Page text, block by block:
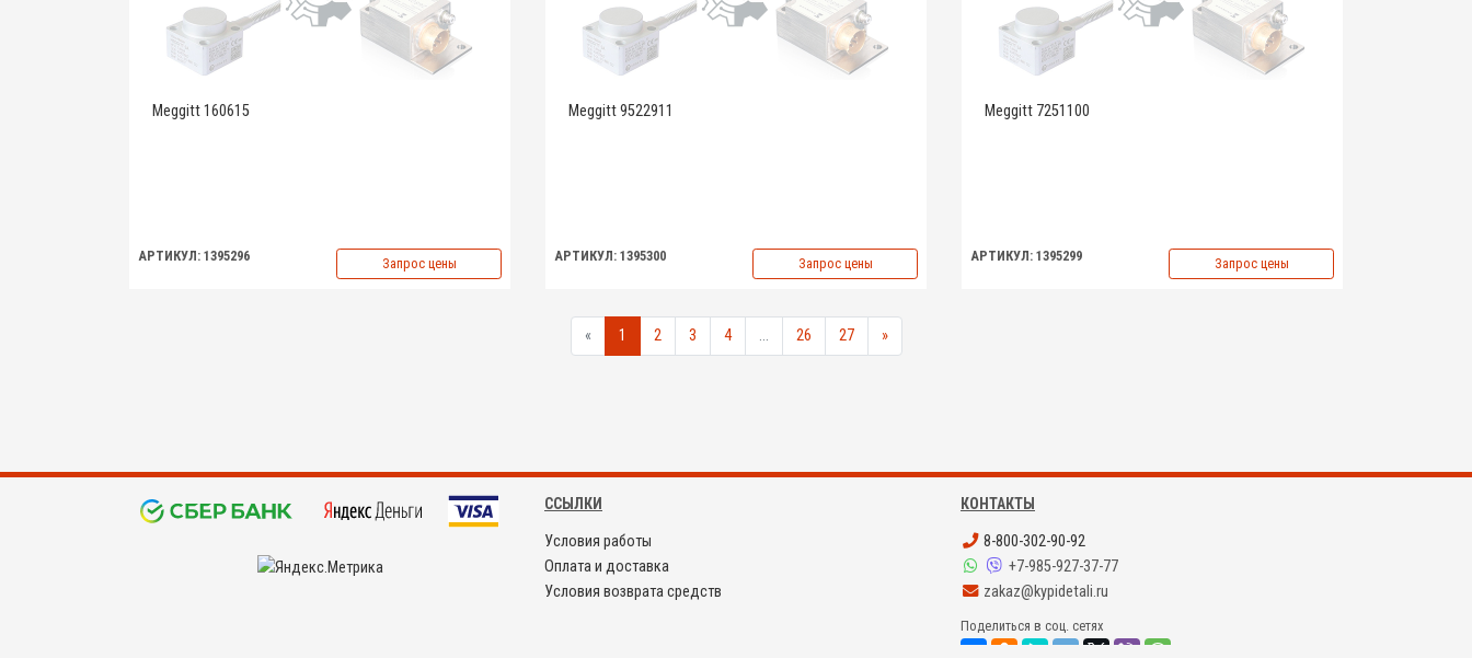
Meggitt 160615
АРТИКУЛ: 1395296 Запрос цены
Meggitt 9522911
АРТИКУЛ: 1395300 Запрос цены
Meggitt 7251100
АРТИКУЛ: 1395299 Запрос цены
« 1 2 3 4 ... 26 27 »
ССЫЛКИ
Условия работы
Оплата и доставка
Условия возврата средств
КОНТАКТЫ
8-800-302-90-92
+7-985-927-37-77
zakaz@kypidetali.ru
Поделиться в соц. сетях